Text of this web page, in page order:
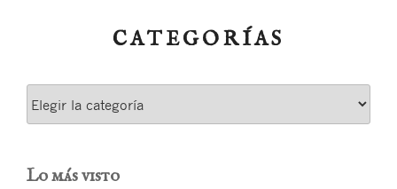
CATEGORÍAS
Lo más visto